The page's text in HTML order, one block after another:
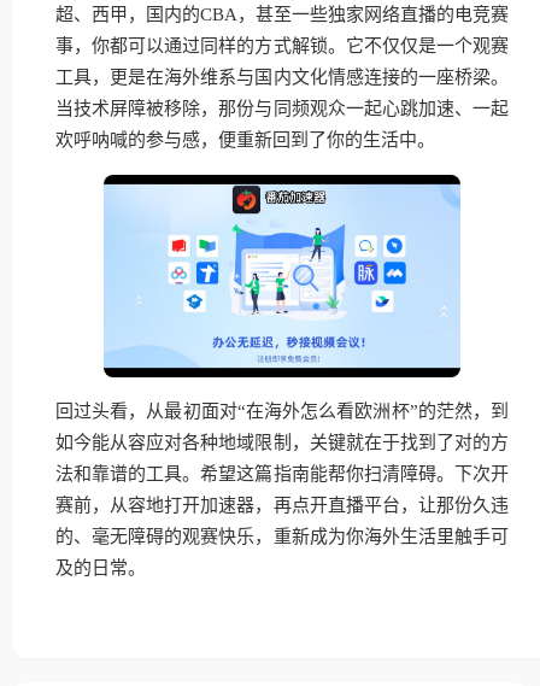
超、西甲，国内的CBA，甚至一些独家网络直播的电竞赛
事，你都可以通过同样的方式解锁。它不仅仅是一个观赛
工具，更是在海外维系与国内文化情感连接的一座桥梁。
当技术屏障被移除，那份与同频观众一起心跳加速、一起
欢呼呐喊的参与感，便重新回到了你的生活中。
回过头看，从最初面对“在海外怎么看欧洲杯”的茫然，到
如今能从容应对各种地域限制，关键就在于找到了对的方
法和靠谱的工具。希望这篇指南能帮你扫清障碍。下次开
赛前，从容地打开加速器，再点开直播平台，让那份久违
的、毫无障碍的观赛快乐，重新成为你海外生活里触手可
及的日常。